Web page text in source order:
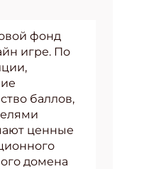
фонд
игре. По
баллов,
ценные
домена